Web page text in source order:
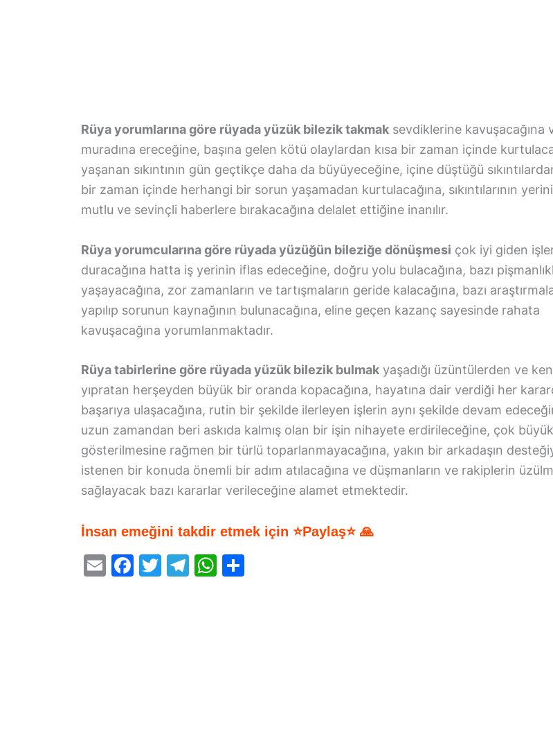
Rüya yorumlarına göre rüyada yüzük bilezik takmak sevdiklerine kavuşacağına
muradına ereceğine, başına gelen kötü olaylardan kısa bir zaman içinde
yaşanan sıkıntının gün geçtikçe daha da büyüyeceğine, içine düştüğü
bir zaman içinde herhangi bir sorun yaşamadan kurtulacağına, sıkıntılarının
mutlu ve sevinçli haberlere bırakacağına delalet ettiğine inanılır.
Rüya yorumcularına göre rüyada yüzüğün bileziğe dönüşmesi çok iyi giden
duracağına hatta iş yerinin iflas edeceğine, doğru yolu bulacağına, bazı
yaşayacağına, zor zamanların ve tartışmaların geride kalacağına, bazı
yapılıp sorunun kaynağının bulunacağına, eline geçen kazanç sayesinde rahata
kavuşacağına yorumlanmaktadır.
Rüya tabirlerine göre rüyada yüzük bilezik bulmak yaşadığı üzüntülerden ve
yıpratan herşeyden büyük bir oranda kopacağına, hayatına dair verdiği her
başarıya ulaşacağına, rutin bir şekilde ilerleyen işlerin aynı şekilde devam
uzun zamandan beri askıda kalmış olan bir işin nihayete erdirileceğine, çok
gösterilmesine rağmen bir türlü toparlanmayacağına, yakın bir arkadaşın
istenen bir konuda önemli bir adım atılacağına ve düşmanların ve rakiplerin
sağlayacak bazı kararlar verileceğine alamet etmektedir.
İnsan emeğini takdir etmek için ⭐Paylaş⭐ 🙏
E
F
T
T
W